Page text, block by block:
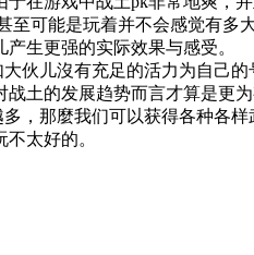
可能是玩着并不会感觉有多
生更强的实际效果与感受。
伙儿沒有充足的活力为自己
土的发展趋势而言才算是更
，那麼我们可以获得各种各
太好的。